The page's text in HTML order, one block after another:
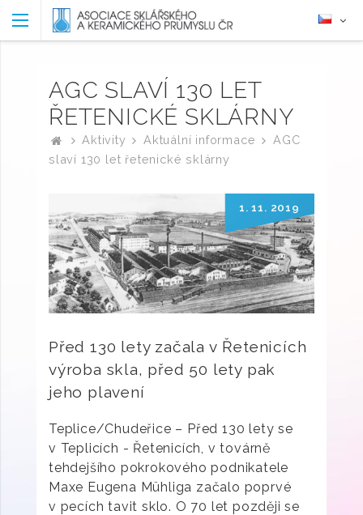
AGC SLAVÍ 130 LET
ŘETENICKÉ SKLÁRNY
Aktivity Aktuální informace
AGC
slaví 130 let řetenické sklárny
1. 11. 2019
Před 130 lety začala v Řetenicích
výroba skla, před 50 lety pak
jeho plavení
Teplice/Chudeřice – Před 130 lety se
v Teplicích - Řetenicích, v továrně
tehdejšího pokrokového podnikatele
Maxe Eugena Mühliga začalo poprvé
v pecích tavit sklo. O 70 let později se